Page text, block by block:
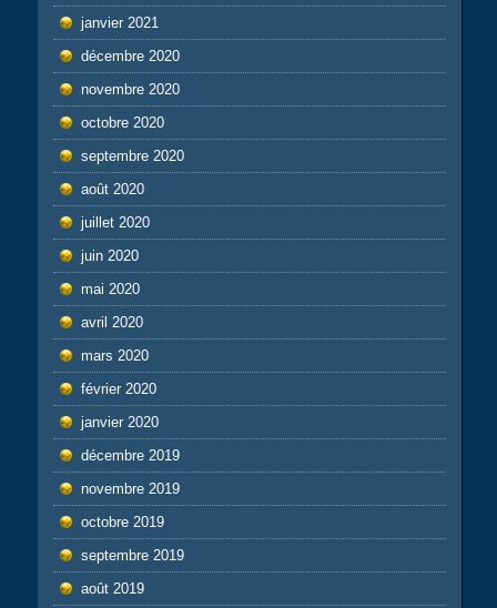
janvier 2021
décembre 2020
novembre 2020
octobre 2020
septembre 2020
août 2020
juillet 2020
juin 2020
mai 2020
avril 2020
mars 2020
février 2020
janvier 2020
décembre 2019
novembre 2019
octobre 2019
septembre 2019
août 2019